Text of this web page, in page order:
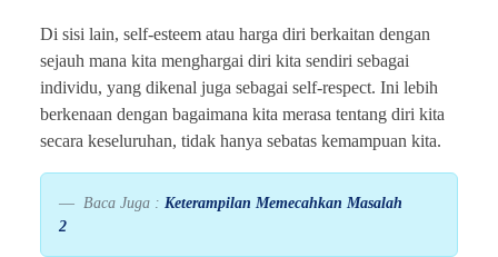
Di sisi lain, self-esteem atau harga diri berkaitan dengan
sejauh mana kita menghargai diri kita sendiri sebagai
individu, yang dikenal juga sebagai self-respect. Ini lebih
berkenaan dengan bagaimana kita merasa tentang diri kita
secara keseluruhan, tidak hanya sebatas kemampuan kita.
Baca Juga : Keterampilan Memecahkan Masalah
2